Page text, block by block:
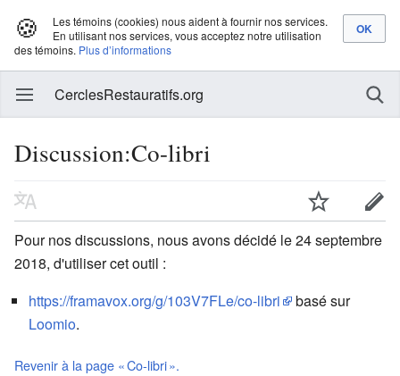
🍪
Les témoins (cookies) nous aident à fournir nos services.
En utilisant nos services, vous acceptez notre utilisation
des témoins. Plus d’informations
CerclesRestauratifs.org
Discussion:Co-libri
Pour nos discussions, nous avons décidé le 24 septembre
2018, d'utiliser cet outil :
https://framavox.org/g/103V7FLe/co-libri
basé sur
Loomio.
Revenir à la page « Co-libri ».